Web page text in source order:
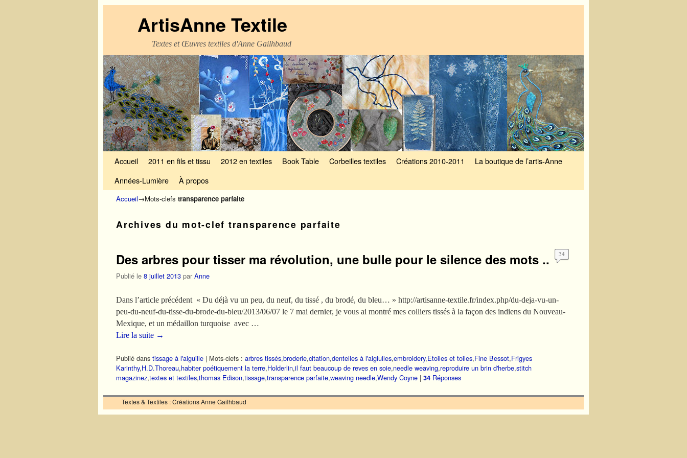
ArtisAnne Textile
Textes et Œuvres textiles d'Anne Gailhbaud
Accueil 2011 en fils et tissu 2012 en textiles Book Table Corbeilles textiles Créations 2010-2011
La boutique de l’artis-Anne
Années-Lumière
À propos
Accueil→Mots-clefs transparence parfaite
Archives du mot-clef transparence parfaite
Des arbres pour tisser ma révolution, une bulle pour le silence des mots ..
Publié le 8 juillet 2013 par Anne
34
Dans l’article précédent « Du déjà vu un peu, du neuf, du tissé , du brodé, du bleu… » http://artisanne-textile.fr/index.php/du-deja-vu-un-
peu-du-neuf-du-tisse-du-brode-du-bleu/2013/06/07 le 7 mai dernier, je vous ai montré mes colliers tissés à la façon des indiens du Nouveau-
Mexique, et un médaillon turquoise avec …
Lire la suite →
Publié dans tissage à l'aiguille | Mots-clefs : arbres tissés,broderie,citation,dentelles à l'aigiulles,embroidery,Etoiles et toiles,Fine Bessot,Frigyes
Karinthy,H.D.Thoreau,habiter poétiquement la terre,Holderlin,il faut beaucoup de reves en soie,needle weaving,reproduire un brin d'herbe,stitch
magazinez,textes et textiles,thomas Edison,tissage,transparence parfaite,weaving needle,Wendy Coyne | 34 Réponses
Textes & Textiles : Créations Anne Gailhbaud